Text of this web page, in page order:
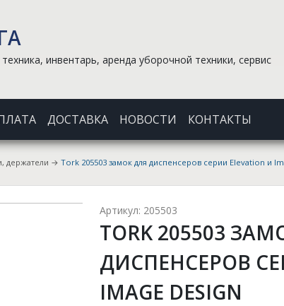
инвентарь, аренда уборочной техники, сервис
ДОСТАВКА НОВОСТИ КОНТАКТЫ
держатели → Tork 205503 замок для диспенсеров серии Elevation и
Артикул: 205503
TORK 205503
ДИСПЕНСЕРОВ
IMAGE DESIGN